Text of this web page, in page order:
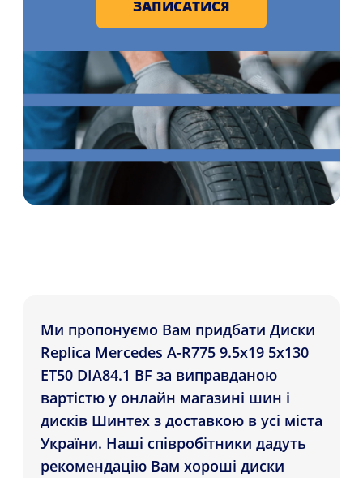
ЗАПИСАТИСЯ
Ми пропонуємо Вам придбати Диски
Replica Mercedes A-R775 9.5x19 5x130
ET50 DIA84.1 BF за виправданою
вартістю у онлайн магазині шин і
дисків Шинтех з доставкою в усі міста
України. Наші співробітники дадуть
рекомендацію Вам хороші диски